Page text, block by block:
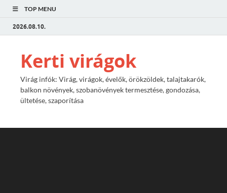
TOP MENU
2026.08.10.
Kerti virágok
Virág infók: Virág, virágok, évelők, örökzöldek, talajtakarók,
balkon növények, szobanövények termesztése, gondozása,
ültetése, szaporítása